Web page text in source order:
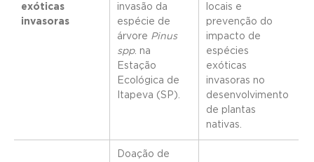
exóticas
invasoras
invasão da
espécie de
árvore Pinus
spp. na
Estação
Ecológica de
Itapeva (SP).
locais e
prevenção do
impacto de
espécies
exóticas
invasoras no
desenvolvimento
de plantas
nativas.
Doação de